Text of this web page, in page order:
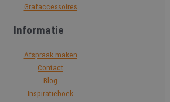
Grafaccessoires
Informatie
Afspraak maken
Contact
Blog
Inspiratieboek